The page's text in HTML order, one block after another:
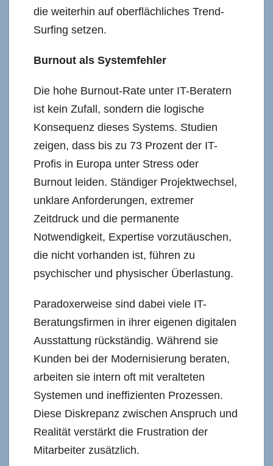
die weiterhin auf oberflächliches Trend-
Surfing setzen.
Burnout als Systemfehler
Die hohe Burnout-Rate unter IT-Beratern
ist kein Zufall, sondern die logische
Konsequenz dieses Systems. Studien
zeigen, dass bis zu 73 Prozent der IT-
Profis in Europa unter Stress oder
Burnout leiden. Ständiger Projektwechsel,
unklare Anforderungen, extremer
Zeitdruck und die permanente
Notwendigkeit, Expertise vorzutäuschen,
die nicht vorhanden ist, führen zu
psychischer und physischer Überlastung.
Paradoxerweise sind dabei viele IT-
Beratungsfirmen in ihrer eigenen digitalen
Ausstattung rückständig. Während sie
Kunden bei der Modernisierung beraten,
arbeiten sie intern oft mit veralteten
Systemen und ineffizienten Prozessen.
Diese Diskrepanz zwischen Anspruch und
Realität verstärkt die Frustration der
Mitarbeiter zusätzlich.